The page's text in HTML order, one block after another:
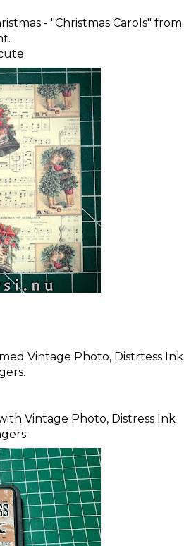
- "Christmas Carols" from
Vintage Photo, Distrtess Ink
Vintage Photo, Distress Ink